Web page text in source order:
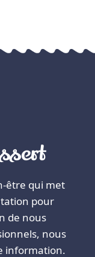
être qui met
pour
de nous
nous
information.